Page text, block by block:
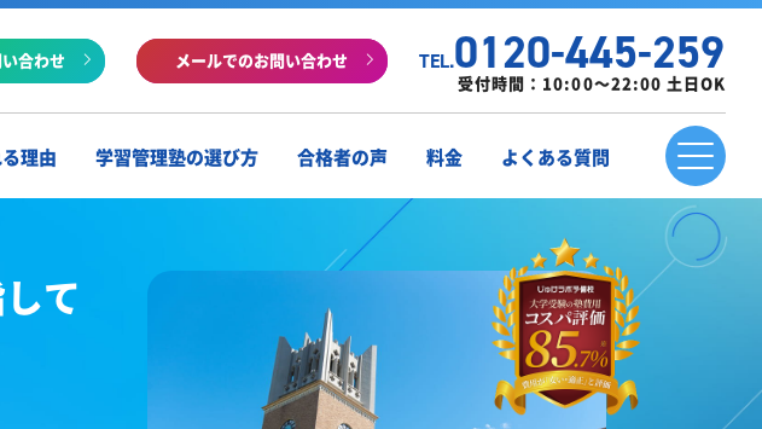
合わせ メールでのお問い合わせ TEL.0120-445-259
受付時間：10:00～22:00 土日OK
理由 学習管理塾の選び方 合格者の声 料金 よくある質問
て